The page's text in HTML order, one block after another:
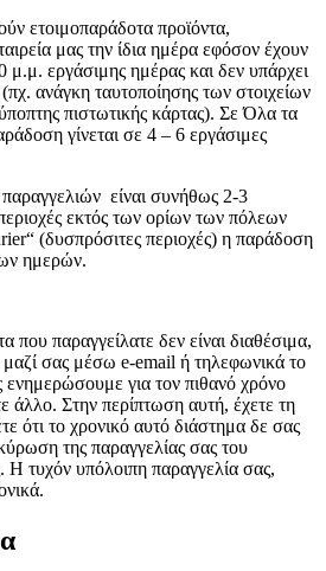
ετοιμοπαράδοτα προϊόντα,
μας την ίδια ημέρα εφόσον έχουν
μ.μ. εργάσιμης ημέρας και δεν υπάρχει
ανάγκη ταυτοποίησης των στοιχείων
πιστωτικής κάρτας). Σε Όλα τα
γίνεται σε 4 – 6 εργάσιμες
είναι συνήθως 2-3
εκτός των ορίων των πόλεων
(δυσπρόσιτες περιοχές) η παράδοση
ημερών.
που παραγγείλατε δεν είναι διαθέσιμα,
μαζί σας μέσω e-email ή τηλεφωνικά το
για τον πιθανό χρόνο
άλλο. Στην περίπτωση αυτή, έχετε τη
ότι το χρονικό αυτό διάστημα δε σας
της παραγγελίας σας του
Η τυχόν υπόλοιπη παραγγελία σας,